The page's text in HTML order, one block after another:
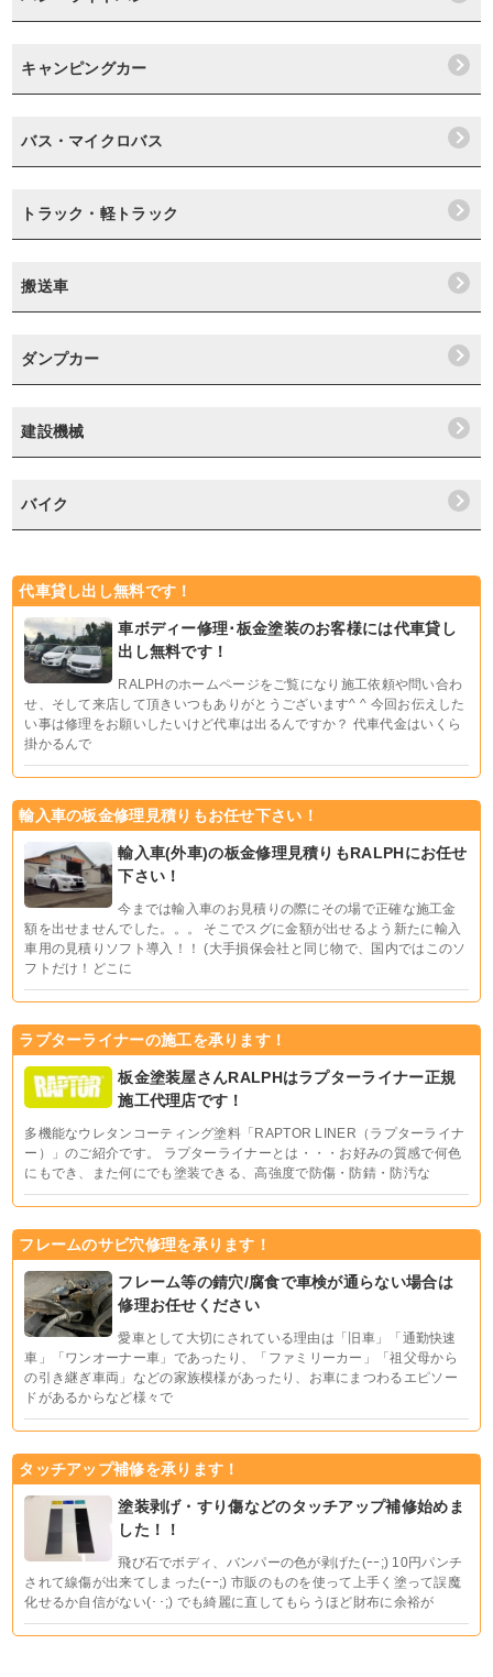
キャンピングカー
バス・マイクロバス
トラック・軽トラック
搬送車
ダンプカー
建設機械
バイク
代車貸し出し無料です！
車ボディー修理･板金塗装のお客様には代車貸し
出し無料です！
RALPHのホームページをご覧になり施工依頼や問い合わ
せ、そして来店して頂きいつもありがとうございます^ ^ 今回お伝えした
い事は修理をお願いしたいけど代車は出るんですか？ 代車代金はいくら
掛かるんで
輸入車の板金修理見積りもお任せ下さい！
輸入車(外車)の板金修理見積りもRALPHにお任せ
下さい！
今までは輸入車のお見積りの際にその場で正確な施工金
額を出せませんでした。。。 そこでスグに金額が出せるよう新たに輸入
車用の見積りソフト導入！！ (大手損保会社と同じ物で、国内ではこのソ
フトだけ！どこに
ラプターライナーの施工を承ります！
板金塗装屋さんRALPHはラプターライナー正規
施工代理店です！
多機能なウレタンコーティング塗料「RAPTOR LINER（ラプターライナ
ー）」のご紹介です。 ラプターライナーとは・・・お好みの質感で何色
にもでき、また何にでも塗装できる、高強度で防傷・防錆・防汚な
フレームのサビ穴修理を承ります！
フレーム等の錆穴/腐食で車検が通らない場合は
修理お任せください
愛車として大切にされている理由は「旧車」「通勤快速
車」「ワンオーナー車」であったり、「ファミリーカー」「祖父母から
の引き継ぎ車両」などの家族模様があったり、お車にまつわるエピソー
ドがあるからなど様々で
タッチアップ補修を承ります！
塗装剥げ・すり傷などのタッチアップ補修始めま
した！！
飛び石でボディ、バンパーの色が剥げた(ｰｰ;) 10円パンチ
されて線傷が出来てしまった(ｰｰ;) 市販のものを使って上手く塗って誤魔
化せるか自信がない(･･;) でも綺麗に直してもらうほど財布に余裕が